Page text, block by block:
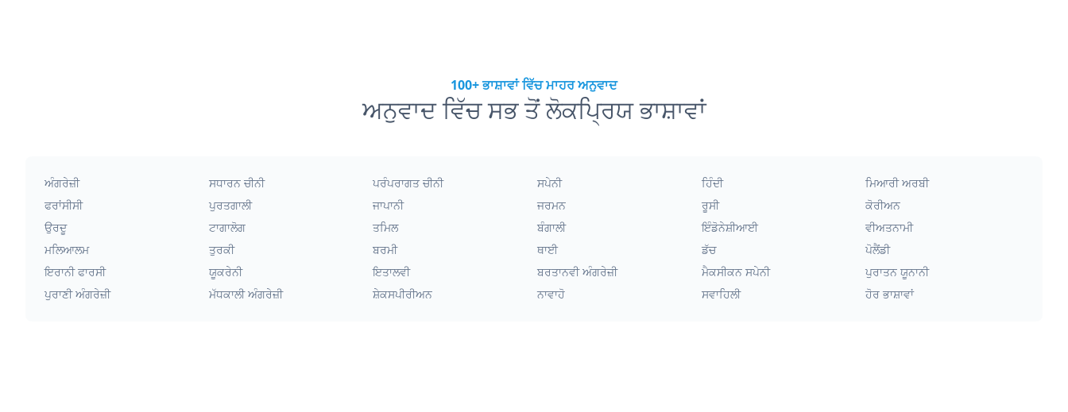
100+ ਭਾਸ਼ਾਵਾਂ ਵਿੱਚ ਮਾਹਰ ਅਨੁਵਾਦ
ਅਨੁਵਾਦ ਵਿੱਚ ਸਭ ਤੋਂ ਲੋਕਪ੍ਰਿਯ ਭਾਸ਼ਾਵਾਂ
ਅੰਗਰੇਜ਼ੀ ਸਧਾਰਨ ਚੀਨੀ ਪਰੰਪਰਾਗਤ ਚੀਨੀ ਸਪੇਨੀ ਹਿੰਦੀ
ਮਿਆਰੀ ਅਰਬੀ
ਫਰਾਂਸੀਸੀ
ਪੁਰਤਗਾਲੀ ਜਾਪਾਨੀ ਜਰਮਨ ਰੂਸੀ
ਕੋਰੀਅਨ
ਉਰਦੂ
ਟਾਗਾਲੋਗ ਤਮਿਲ ਬੰਗਾਲੀ ਇੰਡੋਨੇਸ਼ੀਆਈ
ਵੀਅਤਨਾਮੀ
ਮਲਿਆਲਮ
ਤੁਰਕੀ ਬਰਮੀ ਥਾਈ ਡੱਚ
ਪੋਲੈਂਡੀ
ਇਰਾਨੀ ਫਾਰਸੀ
ਯੂਕਰੇਨੀ ਇਤਾਲਵੀ ਬਰਤਾਨਵੀ ਅੰਗਰੇਜ਼ੀ ਮੈਕਸੀਕਨ ਸਪੇਨੀ
ਪੁਰਾਤਨ ਯੂਨਾਨੀ
ਪੁਰਾਣੀ ਅੰਗਰੇਜ਼ੀ
ਮੱਧਕਾਲੀ ਅੰਗਰੇਜ਼ੀ ਸ਼ੇਕਸਪੀਰੀਅਨ ਨਾਵਾਹੋ ਸਵਾਹਿਲੀ ਹੋਰ ਭਾਸ਼ਾਵਾਂ